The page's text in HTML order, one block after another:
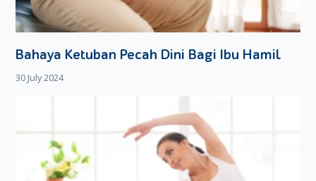
kasar, sebaiknya jangan digunakan.
meninggalkan area perosotan. Moms harus tetap berada di
, jarak ideal antara Moms dan Si Kecil saat main
perosotan adalah 1-2 meter.
Ada beberapa alasan kenapa Moms harus selalu dekat
dengan Si Kecil, diantaranya :
Bahaya Ketuban Pecah Dini Bagi Ibu Hamil
30 July 2024